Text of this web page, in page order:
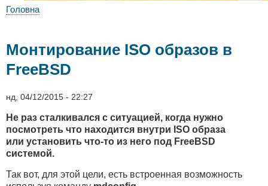
Головна
Монтирование ISO образов в
FreeBSD
нд, 04/12/2015 - 22:27
Не раз сталкивался с ситуацией, когда нужно
посмотреть что находится внутри ISO образа
или установить что-то из него под FreeBSD
системой.
Так вот, для этой цели, есть встроенная возможность